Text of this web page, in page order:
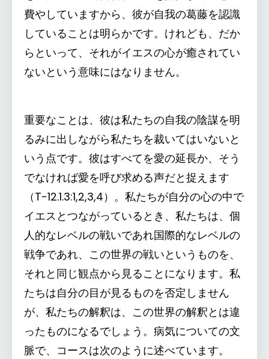
費やしていますから、彼が自我の葛藤を認識
していることは明らかです。けれども、だか
らといって、それがイエスの心が癒されてい
ないという意味にはなりません。
重要なことは、彼は私たちの自我の陰謀を明
るみに出しながら私たちを裁いてはいないと
いう点です。彼はすべてを愛の延長か、そう
でなければ愛を呼び求める声だと捉えます
（T-12.1.3:1,2,3,4）。私たちが自分の心の中で
イエスとつながっているとき、私たちは、個
人的なレベルの戦いであれ国際的なレベルの
戦争であれ、この世界の戦いというものを、
それと同じ観点から見ることになります。私
たちは自分の目が見るものを否定しません
が、私たちの解釈は、この世界の解釈とは違
ったものになるでしょう。病気についての文
脈で、コースは次のように述べています。